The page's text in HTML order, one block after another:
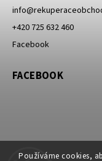
Používáme cookies,
info@
+420 725 632 460
Facebook
FACEBOOK